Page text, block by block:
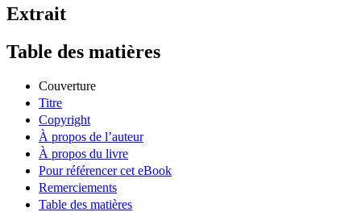
Extrait
Table des matières
Couverture
Titre
Copyright
À propos de l’auteur
À propos du livre
Pour référencer cet eBook
Remerciements
Table des matières